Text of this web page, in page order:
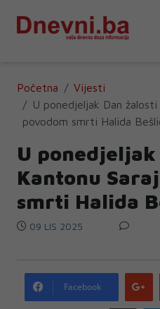
Početna
Vijesti
U ponedjeljak Dan
povodom smrti Halida
U
Kantonu
smrti Halida
09 LIS 2025
Facebook